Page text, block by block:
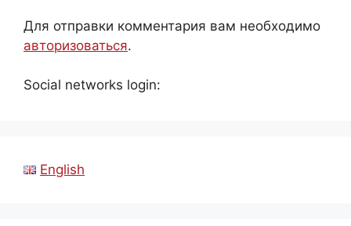
Для отправки комментария вам необходимо
авторизоваться.
Social networks login:
English